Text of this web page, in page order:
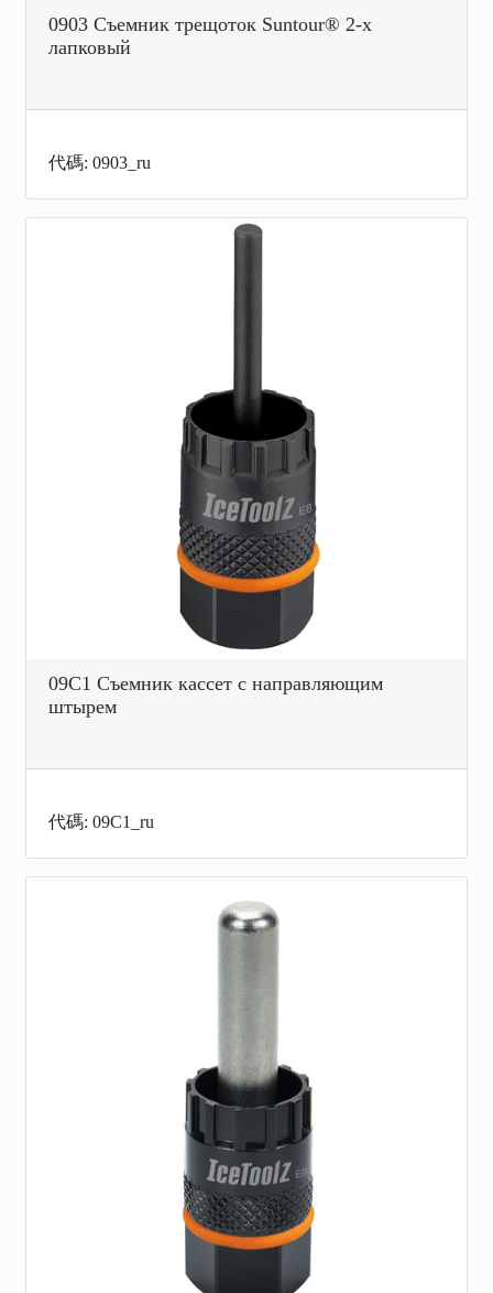
0903 Съемник трещоток Suntour® 2-х
лапковый
代碼: 0903_ru
09C1 Съемник кассет с направляющим
штырем
代碼: 09C1_ru